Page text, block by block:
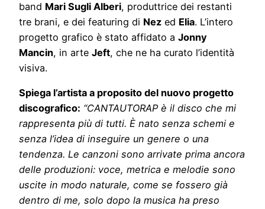
band Mari Sugli Alberi, produttrice dei restanti
tre brani, e dei featuring di Nez ed Elia. L’intero
progetto grafico è stato affidato a Jonny
Mancin, in arte Jeft, che ne ha curato l’identità
visiva.
Spiega l’artista a proposito del nuovo progetto
discografico: “CANTAUTORAP è il disco che mi
rappresenta più di tutti. È nato senza schemi e
senza l’idea di inseguire un genere o una
tendenza. Le canzoni sono arrivate prima ancora
delle produzioni: voce, metrica e melodie sono
uscite in modo naturale, come se fossero già
dentro di me, solo dopo la musica ha preso